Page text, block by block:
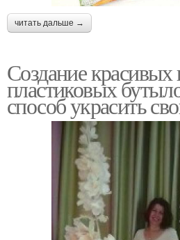
читать дальше →
Создание красивых
пластиковых
способ украсить